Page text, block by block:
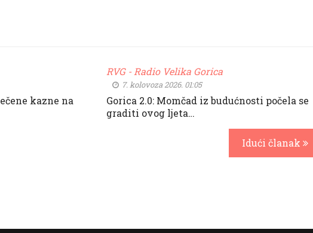
kazne na
RVG - Radio Velika Gorica
7. kolovoza 2026. 01:05
Gorica 2.0: Momčad iz budućnosti počela se
graditi ovog ljeta…
Idući članak